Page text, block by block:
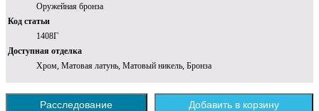
Оружейная бронза
Код статьи
1408Г
Доступная отделка
Хром, Матовая латунь, Матовый никель, Бронза
Расследование Добавить в корзину